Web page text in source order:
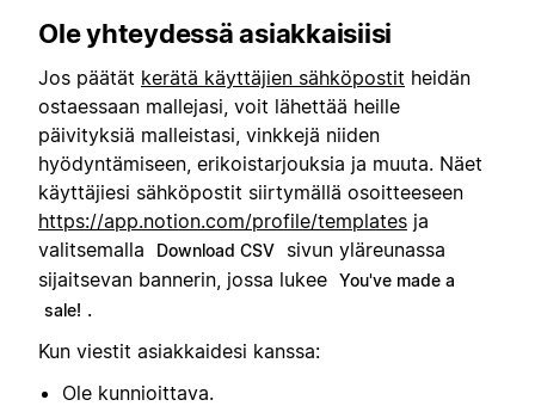
Ole yhteydessä asiakkaisiisi
Jos päätät kerätä käyttäjien sähköpostit heidän
ostaessaan mallejasi, voit lähettää heille
päivityksiä malleistasi, vinkkejä niiden
hyödyntämiseen, erikoistarjouksia ja muuta. Näet
käyttäjiesi sähköpostit siirtymällä osoitteeseen
https://app.notion.com/profile/templates ja
valitsemalla
Download CSV
sivun yläreunassa
sijaitsevan bannerin, jossa lukee You've made a
sale! .
Kun viestit asiakkaidesi kanssa:
Ole kunnioittava.